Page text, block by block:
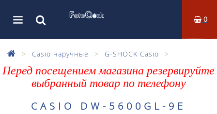
0
Casio наручные G-SHOCK Casio
Перед посещением магазина резервируйте
выбранный товар по телефону
CASIO DW-5600GL-9E